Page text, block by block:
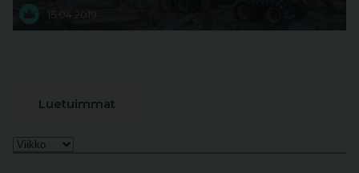
15.04.2019
Luetuimmat